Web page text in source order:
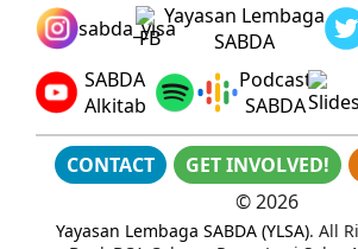
sabda_ylsaYayasan Lembaga
SABDA
SABDA
Alkitab
Podcast
SABDA
CONTACT GET INVOLVED!
©2026
Yayasan Lembaga SABDA (YLSA). All